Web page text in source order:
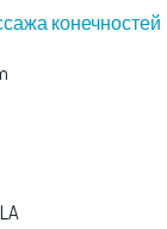
конечностей